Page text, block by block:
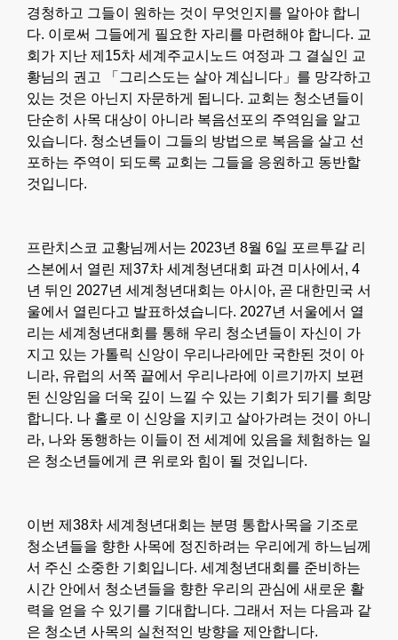
경청하고 그들이 원하는 것이 무엇인지를 알아야 합니
다. 이로써 그들에게 필요한 자리를 마련해야 합니다. 교
회가 지난 제15차 세계주교시노드 여정과 그 결실인 교
황님의 권고 「그리스도는 살아 계십니다」를 망각하고
있는 것은 아닌지 자문하게 됩니다. 교회는 청소년들이
단순히 사목 대상이 아니라 복음선포의 주역임을 알고
있습니다. 청소년들이 그들의 방법으로 복음을 살고 선
포하는 주역이 되도록 교회는 그들을 응원하고 동반할
것입니다.
프란치스코 교황님께서는 2023년 8월 6일 포르투갈 리
스본에서 열린 제37차 세계청년대회 파견 미사에서, 4
년 뒤인 2027년 세계청년대회는 아시아, 곧 대한민국 서
울에서 열린다고 발표하셨습니다. 2027년 서울에서 열
리는 세계청년대회를 통해 우리 청소년들이 자신이 가
지고 있는 가톨릭 신앙이 우리나라에만 국한된 것이 아
니라, 유럽의 서쪽 끝에서 우리나라에 이르기까지 보편
된 신앙임을 더욱 깊이 느낄 수 있는 기회가 되기를 희망
합니다. 나 홀로 이 신앙을 지키고 살아가려는 것이 아니
라, 나와 동행하는 이들이 전 세계에 있음을 체험하는 일
은 청소년들에게 큰 위로와 힘이 될 것입니다.
이번 제38차 세계청년대회는 분명 통합사목을 기조로
청소년들을 향한 사목에 정진하려는 우리에게 하느님께
서 주신 소중한 기회입니다. 세계청년대회를 준비하는
시간 안에서 청소년들을 향한 우리의 관심에 새로운 활
력을 얻을 수 있기를 기대합니다. 그래서 저는 다음과 같
은 청소년 사목의 실천적인 방향을 제안합니다.